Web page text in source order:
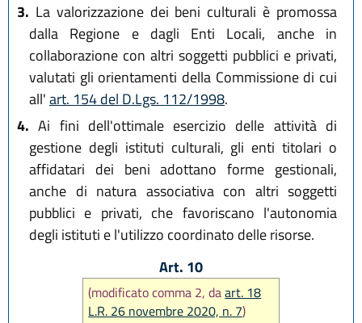
3. La valorizzazione dei beni culturali è promossa
dalla Regione e dagli Enti Locali, anche in
collaborazione con altri soggetti pubblici e privati,
valutati gli orientamenti della Commissione di cui
all'art. 154 del D.Lgs. 112/1998.
4. Ai fini dell'ottimale esercizio delle attività di
gestione degli istituti culturali, gli enti titolari o
affidatari dei beni adottano forme gestionali,
anche di natura associativa con altri soggetti
pubblici e privati, che favoriscano l'autonomia
degli istituti e l'utilizzo coordinato delle risorse.
Art. 10
(modificato comma 2, daart. 18
L.R. 26 novembre 2020, n. 7)